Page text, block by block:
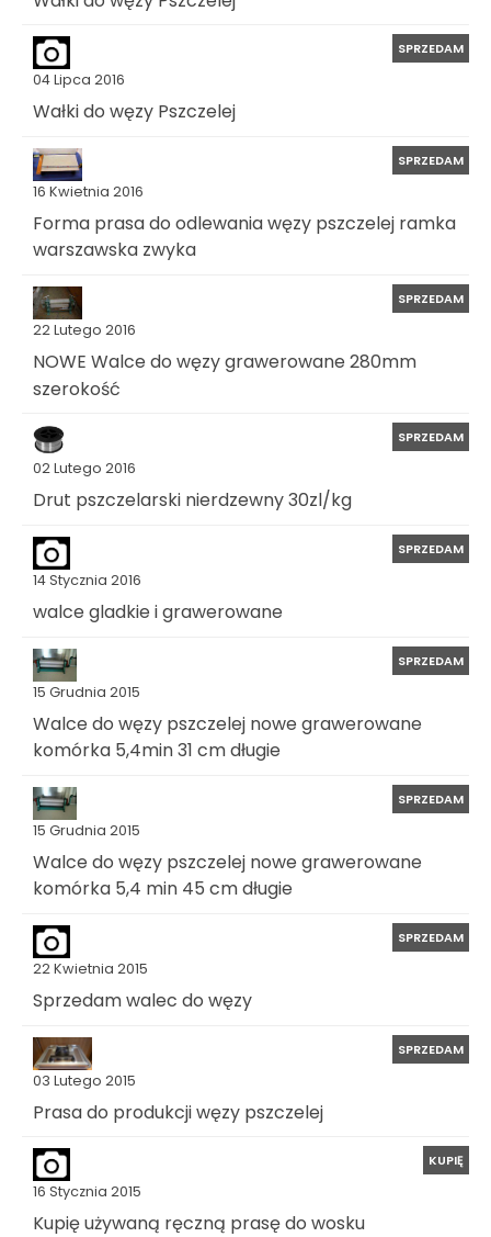
04 Lipca 2016
SPRZEDAM
Wałki do węzy Pszczelej
16 Kwietnia 2016
SPRZEDAM
Forma prasa do odlewania węzy pszczelej ramka
warszawska zwyka
22 Lutego 2016
SPRZEDAM
NOWE Walce do węzy grawerowane 280mm
szerokość
02 Lutego 2016
SPRZEDAM
Drut pszczelarski nierdzewny 30zl/kg
14 Stycznia 2016
SPRZEDAM
walce gladkie i grawerowane
15 Grudnia 2015
SPRZEDAM
Walce do węzy pszczelej nowe grawerowane
komórka 5,4min 31 cm długie
15 Grudnia 2015
SPRZEDAM
Walce do węzy pszczelej nowe grawerowane
komórka 5,4 min 45 cm długie
22 Kwietnia 2015
SPRZEDAM
Sprzedam walec do węzy
03 Lutego 2015
SPRZEDAM
Prasa do produkcji węzy pszczelej
16 Stycznia 2015
KUPIĘ
Kupię używaną ręczną prasę do wosku